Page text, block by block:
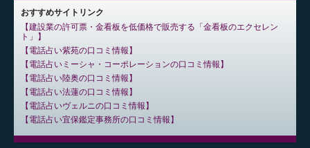
おすすめサイトリンク
建設業の許可票・金看板を低価格で販売する「金看板のエクセレン
ト」
電話占い紫苑の口コミ情報
電話占いミーシャ・コーポレーションの口コミ情報
電話占い陸奥の口コミ情報
電話占い法蓮の口コミ情報
電話占いヴェルニの口コミ情報
電話占い宜保鑑定事務所の口コミ情報